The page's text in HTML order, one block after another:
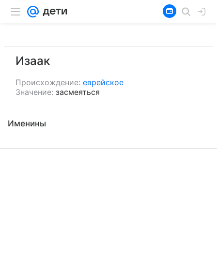
Изаак
Происхождение: еврейское
Значение: засмеяться
Именины